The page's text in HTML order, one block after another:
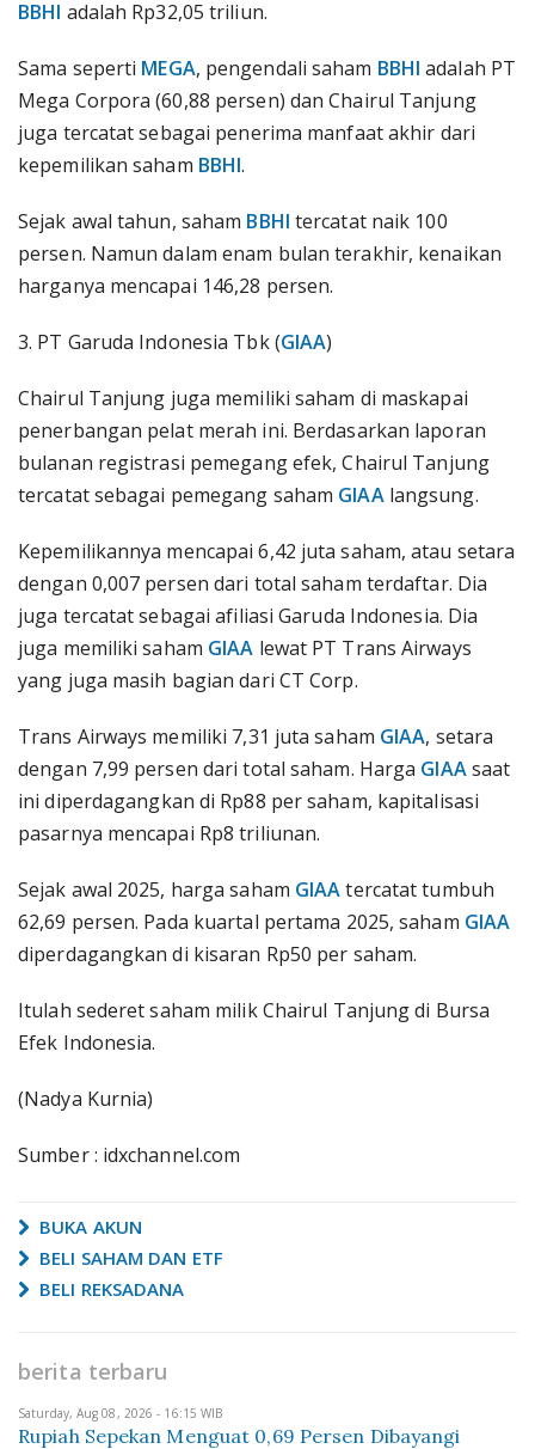
BBHI adalah Rp32,05 triliun.
Sama seperti MEGA, pengendali saham BBHI adalah PT
Mega Corpora (60,88 persen) dan Chairul Tanjung
juga tercatat sebagai penerima manfaat akhir dari
kepemilikan saham BBHI.
Sejak awal tahun, saham BBHI tercatat naik 100
persen. Namun dalam enam bulan terakhir, kenaikan
harganya mencapai 146,28 persen.
3. PT Garuda Indonesia Tbk (GIAA)
Chairul Tanjung juga memiliki saham di maskapai
penerbangan pelat merah ini. Berdasarkan laporan
bulanan registrasi pemegang efek, Chairul Tanjung
tercatat sebagai pemegang saham GIAAlangsung.
Kepemilikannya mencapai 6,42 juta saham, atau setara
dengan 0,007 persen dari total saham terdaftar. Dia
juga tercatat sebagai afiliasi Garuda Indonesia. Dia
juga memiliki saham GIAA lewat PT Trans Airways
yang juga masih bagian dari CT Corp.
Trans Airways memiliki 7,31 juta saham GIAA, setara
dengan 7,99 persen dari total saham. Harga GIAAsaat
ini diperdagangkan di Rp88 per saham, kapitalisasi
pasarnya mencapai Rp8 triliunan.
Sejak awal 2025, harga saham GIAAtercatat tumbuh
62,69 persen. Pada kuartal pertama 2025, saham GIAA
diperdagangkan di kisaran Rp50 per saham.
Itulah sederet saham milik Chairul Tanjung di Bursa
Efek Indonesia.
(Nadya Kurnia)
Sumber : idxchannel.com
BUKA AKUN
BELI SAHAM DAN ETF
BELI REKSADANA
berita terbaru
Saturday, Aug 08, 2026 - 16:15 WIB
Rupiah Sepekan Menguat 0,69 Persen Dibayangi